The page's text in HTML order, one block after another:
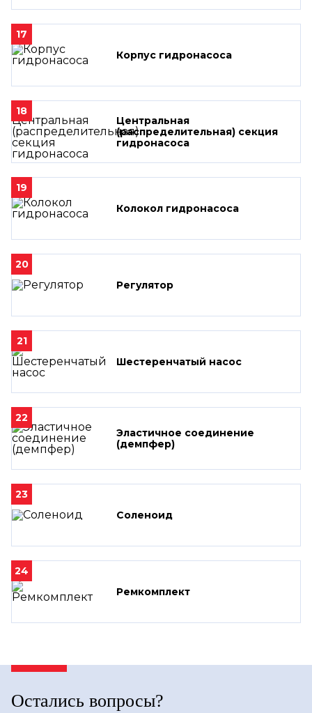
17
Корпус гидронасоса
18
Центральная
(распределительная) секция
гидронасоса
19
Колокол гидронасоса
20
Регулятор
21
Шестеренчатый насос
22
Эластичное соединение
(демпфер)
23
Соленоид
24
Ремкомплект
Остались вопросы?